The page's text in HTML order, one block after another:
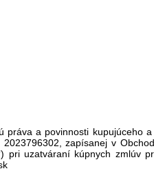
a povinnosti kupujúceho
zapísanej v
pri uzatváraní kúpnych zmlúv